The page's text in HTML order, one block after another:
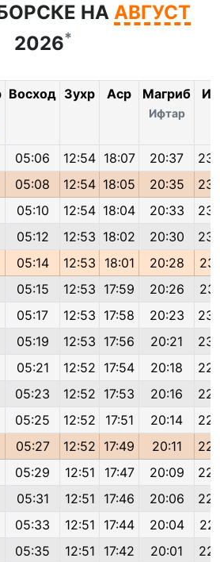
НА АВГУСТ
2026*
Восход Зухр Аср Магриб
Ифтар
05:06 12:54 18:07 20:37
05:08 12:54 18:05 20:35
05:10 12:54 18:04 20:33
05:12 12:53 18:02 20:30
05:14 12:53 18:01 20:28
05:15 12:53 17:59 20:26
05:17 12:53 17:58 20:23
05:19 12:53 17:56 20:21
05:21 12:52 17:54 20:18
05:23 12:52 17:53 20:16
05:25 12:52 17:51 20:14
05:27 12:52 17:49 20:11
05:29 12:51 17:47 20:09
05:31 12:51 17:46 20:06
05:33 12:51 17:44 20:04
05:35 12:51 17:42 20:01